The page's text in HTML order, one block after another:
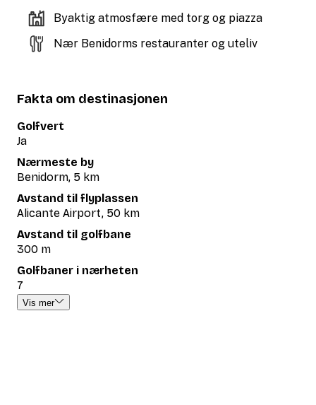
Byaktig atmosfære med torg og piazza
Nær Benidorms restauranter og uteliv
Fakta om destinasjonen
Golfvert
Ja
Nærmeste by
Benidorm, 5 km
Avstand til flyplassen
Alicante Airport, 50 km
Avstand til golfbane
300 m
Golfbaner i nærheten
7
Vis mer